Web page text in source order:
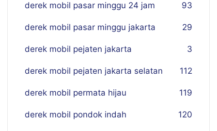
derek mobil pasar minggu 24 jam 93
derek mobil pasar minggu jakarta 29
derek mobil pejaten jakarta 3
derek mobil pejaten jakarta selatan 112
derek mobil permata hijau 119
derek mobil pondok indah 120